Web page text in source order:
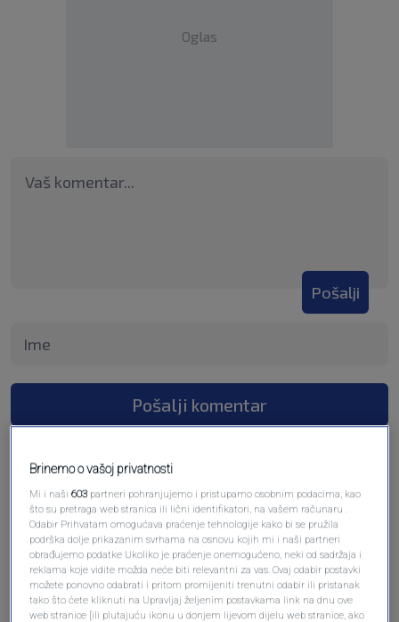
Oglas
Pošalji
Pošalji komentar
Oglas
Brinemo o vašoj privatnosti
Mi i naši603 partneri pohranjujemo i pristupamo osobnim podacima, kao
što su pretraga web stranica ili lični identifikatori, na vašem računaru .
Odabir Prihvatam omogućava praćenje tehnologije kako bi se pružila
podrška dolje prikazanim svrhama na osnovu kojih mi i naši partneri
obrađujemo podatke Ukoliko je praćenje onemogućeno, neki od sadržaja i
reklama koje vidite možda neće biti relevantni za vas. Ovaj odabir postavki
možete ponovno odabrati i pritom promijeniti trenutni odabir ili pristanak
tako što ćete kliknuti na Upravljaj željenim postavkama link na dnu ove
web stranice [ili plutajuću ikonu u donjem lijevom dijelu web stranice, ako